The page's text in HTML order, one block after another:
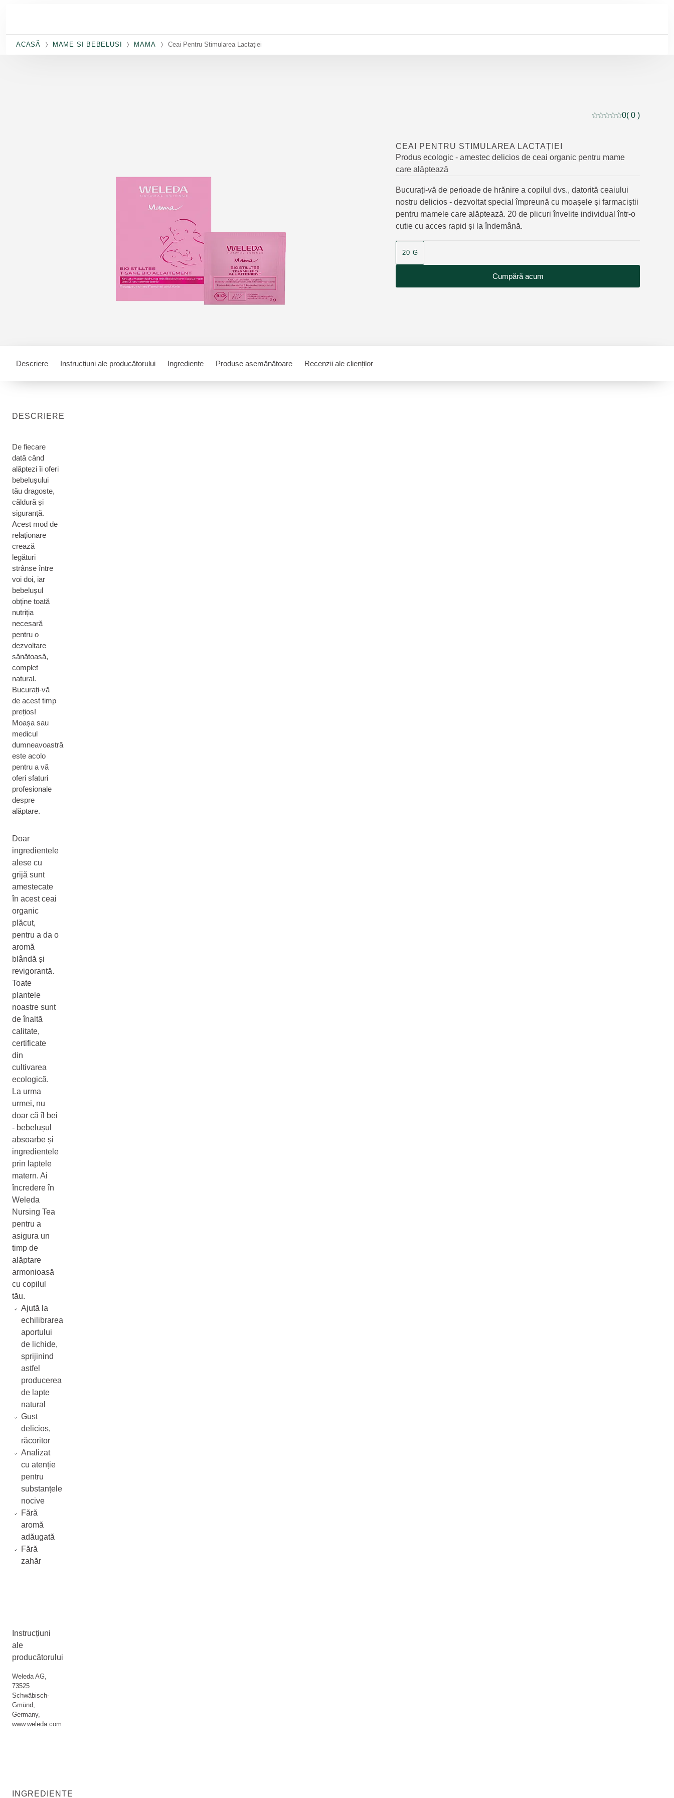
ACASĂ MAME SI BEBELUSI MAMA Ceai Pentru Stimularea Lactației
Evaluare curentă: 0
0( 0 )
CEAI PENTRU STIMULAREA LACTAȚIEI
Produs ecologic - amestec delicios de ceai organic pentru mame
care alăptează
Bucurați-vă de perioade de hrănire a copilul dvs., datorită ceaiului
nostru delicios - dezvoltat special împreună cu moașele și farmaciștii
pentru mamele care alăptează. 20 de plicuri învelite individual într-o
cutie cu acces rapid și la îndemână.
20 G
Cumpără acum
Descriere Instrucțiuni ale producătorului Ingrediente Produse asemănătoare Recenzii ale clienților
DESCRIERE
De fiecare
dată când
alăptezi îi oferi
bebelușului
tău dragoste,
căldură și
siguranță.
Acest mod de
relaționare
crează
legături
strânse între
voi doi, iar
bebelușul
obține toată
nutriția
necesară
pentru o
dezvoltare
sănătoasă,
complet
natural.
Bucurați-vă
de acest timp
prețios!
Moașa sau
medicul
dumneavoastră
este acolo
pentru a vă
oferi sfaturi
profesionale
despre
alăptare.
Doar
ingredientele
alese cu
grijă sunt
amestecate
în acest ceai
organic
plăcut,
pentru a da o
aromă
blândă și
revigorantă.
Toate
plantele
noastre sunt
de înaltă
calitate,
certificate
din
cultivarea
ecologică.
La urma
urmei, nu
doar că îl bei
- bebelușul
absoarbe și
ingredientele
prin laptele
matern. Ai
încredere în
Weleda
Nursing Tea
pentru a
asigura un
timp de
alăptare
armonioasă
cu copilul
tău.
Ajută la
echilibrarea
aportului
de lichide,
sprijinind
astfel
producerea
de lapte
natural
Gust
delicios,
răcoritor
Analizat
cu atenție
pentru
substanțele
nocive
Fără
aromă
adăugată
Fără
zahăr
Instrucțiuni
ale
producătorului
Weleda AG,
73525
Schwäbisch-
Gmünd,
Germany,
www.weleda.com
INGREDIENTE